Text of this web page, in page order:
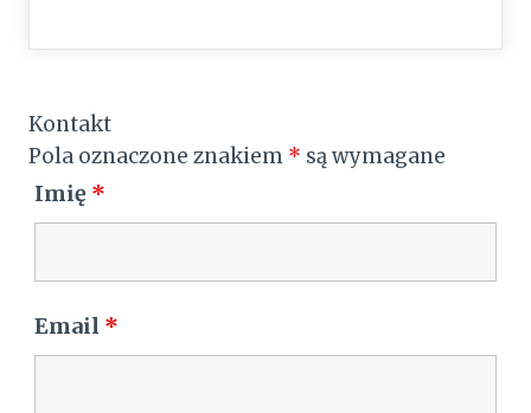
Kontakt
Pola oznaczone znakiem * są wymagane
Imię *
Email *